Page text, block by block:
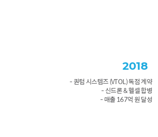
2018
- 퀀텀 시스템즈 (VTOL) 독점 계약
- 신드론 & 헬셀 합병
- 매출 167억 원 달성